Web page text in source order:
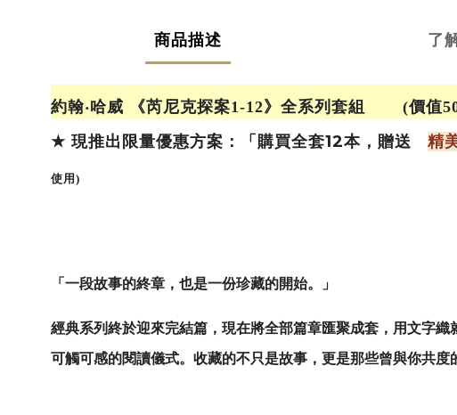
商品描述 了
約翰‧哈威 《芮尼克探案1-12》全系列套組 (價值
★ 現推出限量優惠方案：「購買全套12本，贈送 精
使用 )
「一段故事的終章，也是一份珍藏的開始。」
經典系列終於迎來完結篇，現在將全部篇章匯聚成套，用文字
可觸可感的閱讀儀式。收藏的不只是故事，更是那些曾與你共度